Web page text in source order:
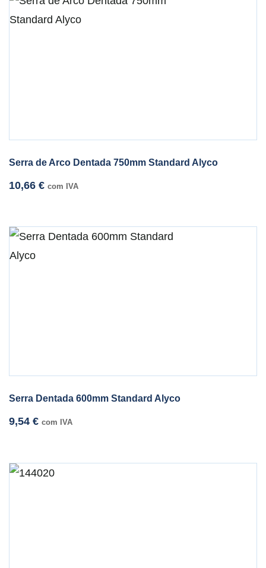
Serra de Arco Dentada 750mm Standard Alyco
10,66 € com IVA
Serra Dentada 600mm Standard Alyco
9,54 € com IVA